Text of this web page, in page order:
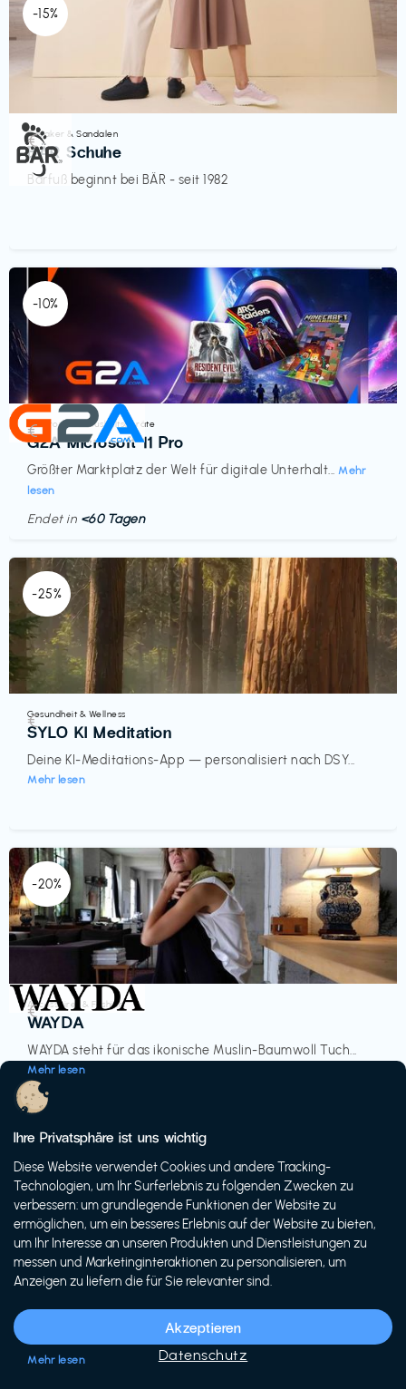
-15%
Sneaker & Sandalen
BÄR Schuhe
Barfuß beginnt bei BÄR - seit 1982
€‎
-10%
Elektronik & Haushaltsgeräte
G2A Microsoft 11 Pro
Größter Marktplatz der Welt für digitale Unterhalt... Mehr
lesen
€‎
Endet in <60 Tagen
-25%
Gesundheit & Wellness
SYLO KI Meditation
Deine KI-Meditations-App — personalisiert nach DSY...
Mehr lesen
€‎
-20%
Accessoires & Fashion
WAYDA
WAYDA steht für das ikonische Muslin-Baumwoll Tuch...
Mehr lesen
€‎
-20%
Siech Cycles
Entdecke den Schweizer Brand für urbane Fahrräder...
Mehr lesen
Ihre Privatsphäre ist uns wichtig
Diese Website verwendet Cookies und andere Tracking-
Technologien, um Ihr Surferlebnis zu folgenden Zwecken zu
verbessern: um grundlegende Funktionen der Website zu
ermöglichen, um ein besseres Erlebnis auf der Website zu bieten,
um Ihr Interesse an unseren Produkten und Dienstleistungen zu
messen und Marketinginteraktionen zu personalisieren, um
Anzeigen zu liefern die für Sie relevanter sind.
Akzeptieren
Datenschutz